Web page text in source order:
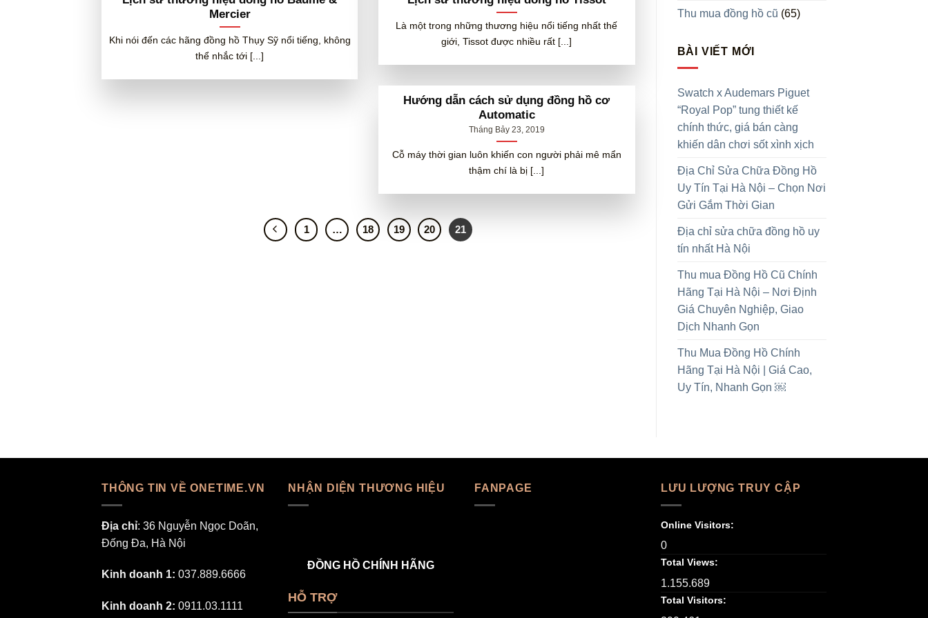
Mercier
Khi nói đến các hãng đồng hồ Thụy Sỹ nổi tiếng, không
thể nhắc tới [...]
Là một trong những thương hiệu nổi tiếng nhất thế
giới, Tissot được nhiều rất [...]
Hướng dẫn cách sử dụng đồng hồ cơ
Automatic
Tháng Bảy 23, 2019
Cỗ máy thời gian luôn khiến con người phải mê mẩn
thậm chí là bị [...]
1 … 18 19 20 21
Thu mua đồng hồ cũ (65)
BÀI VIẾT MỚI
Swatch x Audemars Piguet
“Royal Pop” tung thiết kế
chính thức, giá bán càng
khiến dân chơi sốt xình xịch
Địa Chỉ Sửa Chữa Đồng Hồ
Uy Tín Tại Hà Nội – Chọn Nơi
Gửi Gắm Thời Gian
Địa chỉ sửa chữa đồng hồ uy
tín nhất Hà Nội
Thu mua Đồng Hồ Cũ Chính
Hãng Tại Hà Nội – Nơi Định
Giá Chuyên Nghiệp, Giao
Dịch Nhanh Gọn
Thu Mua Đồng Hồ Chính
Hãng Tại Hà Nội | Giá Cao,
Uy Tín, Nhanh Gọn ￼
THÔNG TIN VỀ ONETIME.VN
Địa chỉ: 36 Nguyễn Ngọc Doãn,
Đống Đa, Hà Nội
Kinh doanh 1: 037.889.6666
Kinh doanh 2: 0911.03.1111
NHẬN DIỆN THƯƠNG HIỆU
ĐỒNG HỒ CHÍNH HÃNG
HỖ TRỢ
FANPAGE LƯU LƯỢNG TRUY CẬP
Online Visitors:
0
Total Views:
1.155.689
Total Visitors: